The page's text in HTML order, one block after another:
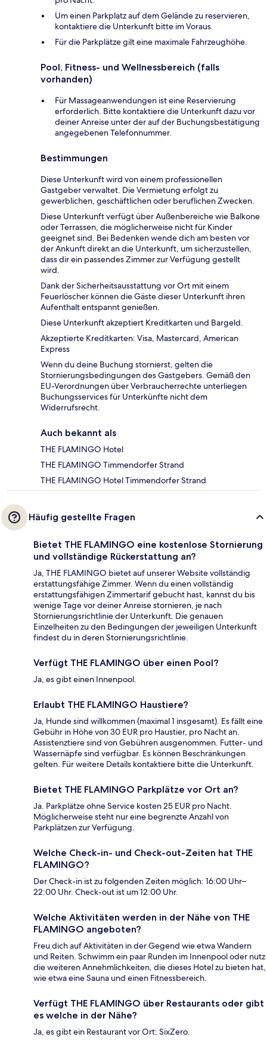
Um einen Parkplatz auf dem Gelände zu reservieren,
kontaktiere die Unterkunft bitte im Voraus.
Für die Parkplätze gilt eine maximale Fahrzeughöhe.
Pool, Fitness- und Wellnessbereich (falls
vorhanden)
Für Massageanwendungen ist eine Reservierung
erforderlich. Bitte kontaktiere die Unterkunft dazu vor
deiner Anreise unter der auf der Buchungsbestätigung
angegebenen Telefonnummer.
Bestimmungen
Diese Unterkunft wird von einem professionellen
Gastgeber verwaltet. Die Vermietung erfolgt zu
gewerblichen, geschäftlichen oder beruflichen Zwecken.
Diese Unterkunft verfügt über Außenbereiche wie Balkone
oder Terrassen, die möglicherweise nicht für Kinder
geeignet sind. Bei Bedenken wende dich am besten vor
der Ankunft direkt an die Unterkunft, um sicherzustellen,
dass dir ein passendes Zimmer zur Verfügung gestellt
wird.
Dank der Sicherheitsausstattung vor Ort mit einem
Feuerlöscher können die Gäste dieser Unterkunft ihren
Aufenthalt entspannt genießen.
Diese Unterkunft akzeptiert Kreditkarten und Bargeld.
Akzeptierte Kreditkarten: Visa, Mastercard, American
Express
Wenn du deine Buchung stornierst, gelten die
Stornierungsbedingungen des Gastgebers. Gemäß den
EU-Verordnungen über Verbraucherrechte unterliegen
Buchungsservices für Unterkünfte nicht dem
Widerrufsrecht.
Auch bekannt als
THE FLAMINGO Hotel
THE FLAMINGO Timmendorfer Strand
THE FLAMINGO Hotel Timmendorfer Strand
Häufig gestellte Fragen
Bietet THE FLAMINGO eine kostenlose Stornierung
und vollständige Rückerstattung an?
Ja, THE FLAMINGO bietet auf unserer Website vollständig
erstattungsfähige Zimmer. Wenn du einen vollständig
erstattungsfähigen Zimmertarif gebucht hast, kannst du bis
wenige Tage vor deiner Anreise stornieren, je nach
Stornierungsrichtlinie der Unterkunft. Die genauen
Einzelheiten zu den Bedingungen der jeweiligen Unterkunft
findest du in deren Stornierungsrichtlinie.
Verfügt THE FLAMINGO über einen Pool?
Ja, es gibt einen Innenpool.
Erlaubt THE FLAMINGO Haustiere?
Ja, Hunde sind willkommen (maximal 1 insgesamt). Es fällt eine
Gebühr in Höhe von 30 EUR pro Haustier, pro Nacht an.
Assistenztiere sind von Gebühren ausgenommen. Futter- und
Wassernäpfe sind verfügbar. Es können Beschränkungen
gelten. Für weitere Details kontaktiere bitte die Unterkunft.
Bietet THE FLAMINGO Parkplätze vor Ort an?
Ja. Parkplätze ohne Service kosten 25 EUR pro Nacht.
Möglicherweise steht nur eine begrenzte Anzahl von
Parkplätzen zur Verfügung.
Welche Check-in- und Check-out-Zeiten hat THE
FLAMINGO?
Der Check-in ist zu folgenden Zeiten möglich: 16:00 Uhr–
22:00 Uhr. Check-out ist um 12:00 Uhr.
Welche Aktivitäten werden in der Nähe von THE
FLAMINGO angeboten?
Freu dich auf Aktivitäten in der Gegend wie etwa Wandern
und Reiten. Schwimm ein paar Runden im Innenpool oder nutz
die weiteren Annehmlichkeiten, die dieses Hotel zu bieten hat,
wie etwa eine Sauna und einen Fitnessbereich.
Verfügt THE FLAMINGO über Restaurants oder gibt
es welche in der Nähe?
Ja, es gibt ein Restaurant vor Ort: SixZero.